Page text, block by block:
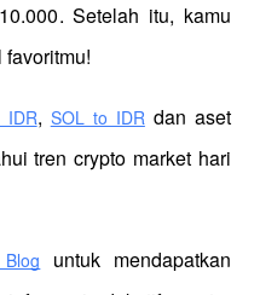
Setelah itu, kamu
IDR, SOL to IDR dan aset
tren crypto market hari
untuk mendapatkan